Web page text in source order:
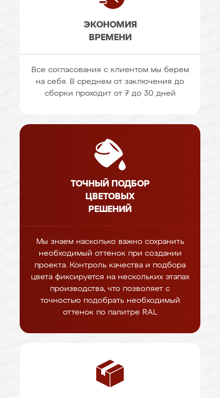
ЭКОНОМИЯ
ВРЕМЕНИ
Все согласования с клиентом мы берем
на себя. В среднем от заключения до
сборки проходит от 7 до 30 дней
ТОЧНЫЙ ПОДБОР
ЦВЕТОВЫХ
РЕШЕНИЙ
Мы знаем насколько важно сохранить
необходимый оттенок при создании
проекта. Контроль качества и подбора
цвета фиксируется на нескольких этапах
производства, что позволяет с
точностью подобрать необходимый
оттенок по палитре RAL